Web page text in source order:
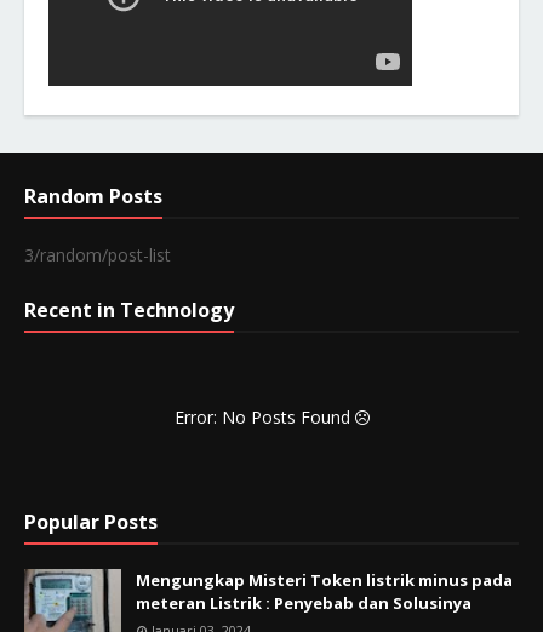
Random Posts
3/random/post-list
Recent in Technology
Error: No Posts Found
Popular Posts
Mengungkap Misteri Token listrik minus pada
meteran Listrik : Penyebab dan Solusinya